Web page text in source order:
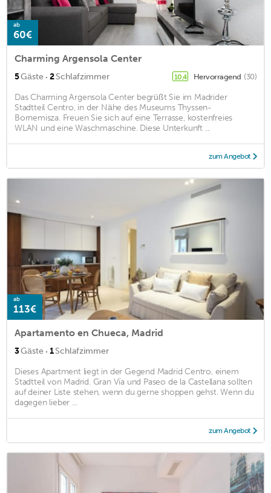
ab
60€
Charming Argensola Center
5Gäste · 2Schlafzimmer 10,4 Hervorragend (30)
Das Charming Argensola Center begrüßt Sie im Madrider
Stadtteil Centro, in der Nähe des Museums Thyssen-
Bornemisza. Freuen Sie sich auf eine Terrasse, kostenfreies
WLAN und eine Waschmaschine. Diese Unterkunft ...
zum Angebot
ab
113€
Apartamento en Chueca, Madrid
3Gäste · 1Schlafzimmer
Dieses Apartment liegt in der Gegend Madrid Centro, einem
Stadtteil von Madrid. Gran Vía und Paseo de la Castellana sollten
auf deiner Liste stehen, wenn du gerne shoppen gehst. Wenn du
dagegen lieber ...
zum Angebot